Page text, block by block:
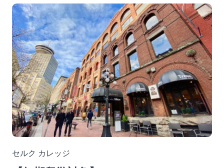
セルク カレッジ